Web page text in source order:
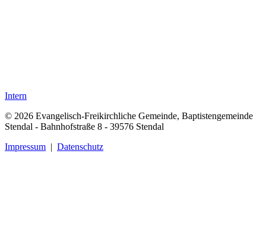
Intern
© 2026 Evangelisch-Freikirchliche Gemeinde, Baptistengemeinde
Stendal - Bahnhofstraße 8 - 39576 Stendal
Impressum | Datenschutz